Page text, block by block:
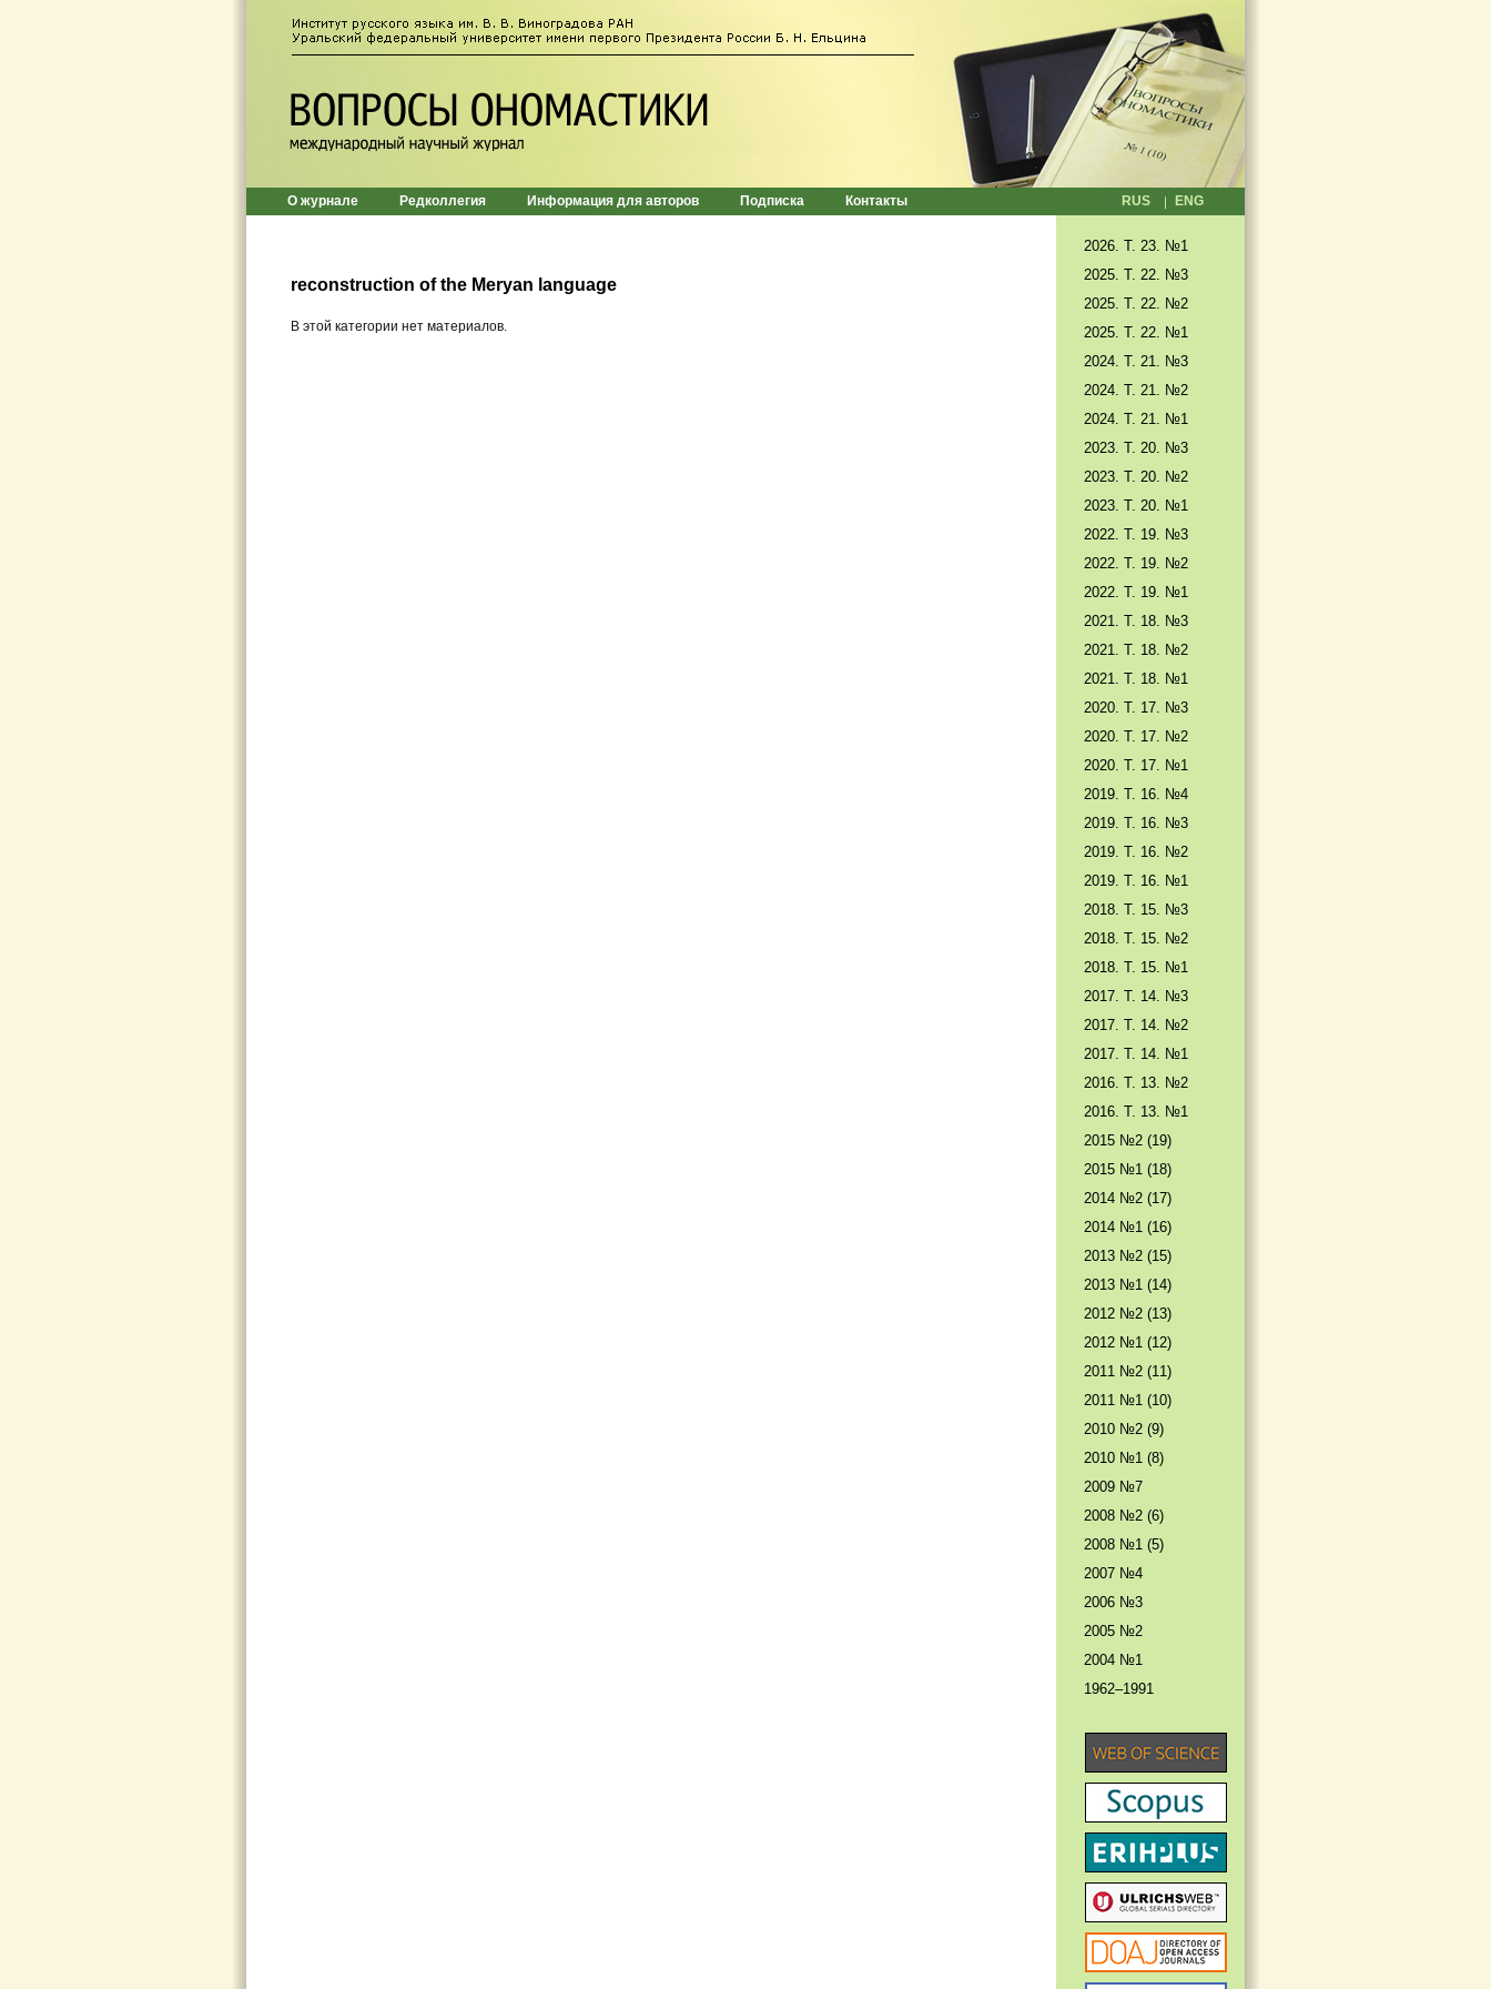
О журнале Редколлегия Информация для авторов Подписка Контакты RUS ENG
reconstruction of the Meryan language
В этой категории нет материалов.
2026. T. 23. №1
2025. T. 22. №3
2025. Т. 22. №2
2025. Т. 22. №1
2024. Т. 21. №3
2024. Т. 21. №2
2024. Т. 21. №1
2023. Т. 20. №3
2023. Т. 20. №2
2023. Т. 20. №1
2022. Т. 19. №3
2022. Т. 19. №2
2022. Т. 19. №1
2021. Т. 18. №3
2021. Т. 18. №2
2021. Т. 18. №1
2020. Т. 17. №3
2020. Т. 17. №2
2020. Т. 17. №1
2019. Т. 16. №4
2019. Т. 16. №3
2019. Т. 16. №2
2019. Т. 16. №1
2018. Т. 15. №3
2018. Т. 15. №2
2018. Т. 15. №1
2017. T. 14. №3
2017. T. 14. №2
2017. T. 14. №1
2016. T. 13. №2
2016. T. 13. №1
2015 №2 (19)
2015 №1 (18)
2014 №2 (17)
2014 №1 (16)
2013 №2 (15)
2013 №1 (14)
2012 №2 (13)
2012 №1 (12)
2011 №2 (11)
2011 №1 (10)
2010 №2 (9)
2010 №1 (8)
2009 №7
2008 №2 (6)
2008 №1 (5)
2007 №4
2006 №3
2005 №2
2004 №1
1962–1991